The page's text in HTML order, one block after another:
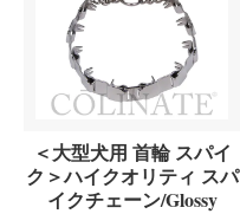
＜大型犬用 首輪 スパイ
ク＞ハイクオリティ スパ
イクチェーン/Glossy